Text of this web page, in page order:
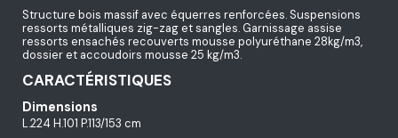
Structure bois massif avec équerres renforcées. Suspensions
ressorts métalliques zig-zag et sangles. Garnissage assise
ressorts ensachés recouverts mousse polyuréthane 28kg/m3,
dossier et accoudoirs mousse 25 kg/m3.
CARACTÉRISTIQUES
Dimensions
L.224 H.101 P.113/153 cm